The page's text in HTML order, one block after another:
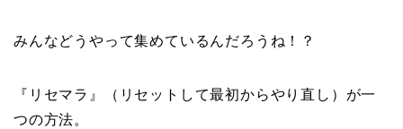
みんなどうやって集めているんだろうね！？
『リセマラ』（リセットして最初からやり直し）が一
つの方法。